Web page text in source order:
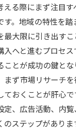
える際にまず注目
す。地域の特性を
大限に引き出すこ
入へと進むプロセ
ことが成功の鍵と
まず市場リサーチ
ておくことが肝心
、広告活動、内覧
のステップがあり